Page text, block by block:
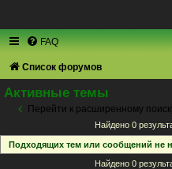
FAQ
Список форумов
Активные темы
Перейти к расширенному
Найдено 0
Подходящих тем или сообщений не
Найдено 0